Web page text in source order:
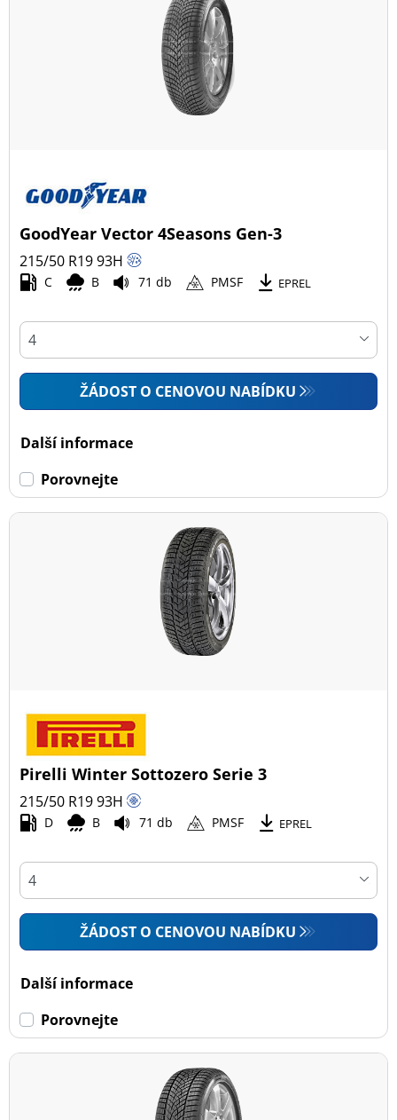
GoodYear Vector 4Seasons Gen-3
215/50 R1993H
C B 71 db PMSF EPREL
ŽÁDOST O CENOVOU NABÍDKU
Další informace
Porovnejte
Pirelli Winter Sottozero Serie 3
215/50 R1993H
D B 71 db PMSF EPREL
ŽÁDOST O CENOVOU NABÍDKU
Další informace
Porovnejte